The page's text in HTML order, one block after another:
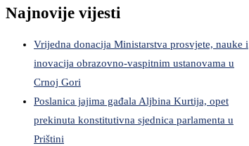
Najnovije vijesti
Vrijedna donacija Ministarstva prosvjete, nauke i
inovacija obrazovno-vaspitnim ustanovama u
Crnoj Gori
Poslanica jajima gađala Aljbina Kurtija, opet
prekinuta konstitutivna sjednica parlamenta u
Prištini